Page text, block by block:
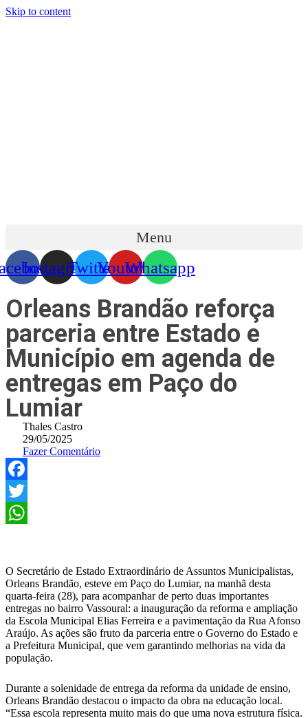
Skip to content
Menu
InstagramTwitterYoutubeWhatsapp
Orleans Brandão reforça
parceria entre Estado e
Município em agenda de
entregas em Paço do
Lumiar
Thales Castro
29/05/2025
Fazer Comentário
Facebook
Twitter
O Secretário de Estado Extraordinário de Assuntos Municipalistas,
Orleans Brandão, esteve em Paço do Lumiar, na manhã desta
quarta-feira (28), para acompanhar de perto duas importantes
entregas no bairro Vassoural: a inauguração da reforma e ampliação
da Escola Municipal Elias Ferreira e a pavimentação da Rua Afonso
Araújo. As ações são fruto da parceria entre o Governo do Estado e
a Prefeitura Municipal, que vem garantindo melhorias na vida da
população.
Durante a solenidade de entrega da reforma da unidade de ensino,
Orleans Brandão destacou o impacto da obra na educação local.
“Essa escola representa muito mais do que uma nova estrutura física.